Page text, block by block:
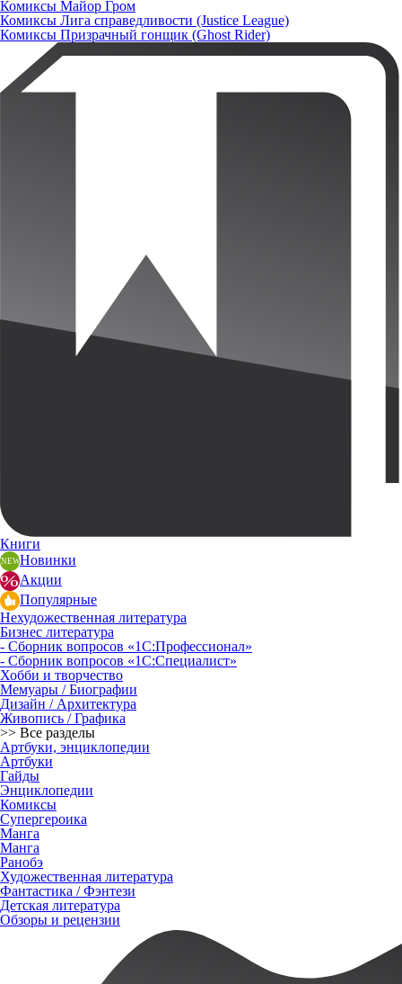
Комиксы Майор Гром
Комиксы Лига справедливости (Justice League)
Комиксы Призрачный гонщик (Ghost Rider)
Книги
Новинки
Акции
Популярные
Нехудожественная литература
Бизнес литература
- Сборник вопросов «1С:Профессионал»
- Сборник вопросов «1С:Специалист»
Хобби и творчество
Мемуары / Биографии
Дизайн / Архитектура
Живопись / Графика
>> Все разделы
Артбуки, энциклопедии
Артбуки
Гайды
Энциклопедии
Комиксы
Супергероика
Манга
Манга
Ранобэ
Художественная литература
Фантастика / Фэнтези
Детская литература
Обзоры и рецензии